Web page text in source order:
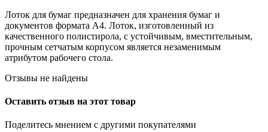
Лоток для бумаг предназначен для хранения бумаг и
документов формата А4. Лоток, изготовленный из
качественного полистирола, с устойчивым, вместительным,
прочным сетчатым корпусом является незаменимым
атрибутом рабочего стола.
Отзывы не найдены
Оставить отзыв на этот товар
Поделитесь мнением с другими покупателями